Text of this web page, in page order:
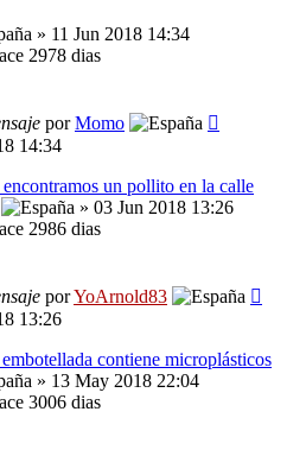
» 11 Jun 2018 14:34
2978 dias
porMomo
14:34
un pollito en la calle
» 03 Jun 2018 13:26
2986 dias
porYoArnold83
13:26
contiene microplásticos
» 13 May 2018 22:04
3006 dias